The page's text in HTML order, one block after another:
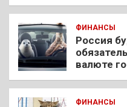
ФИНАНСЫ
Россия
валюте
ФИНАНСЫ